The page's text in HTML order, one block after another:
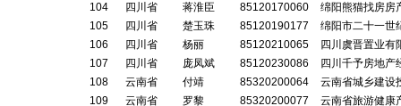
104
四川省 蒋淮臣 85120170060
绵阳熊猫找房房
105
四川省 楚玉珠 85120190177
绵阳市二十一世
106
四川省 杨丽 85120210065
四川虞晋置业有
107
四川省 庞凤斌 85120230086
四川千予房地产
108
云南省 付靖 85320200064
云南省城乡建设
109
云南省 罗黎 85320200077
云南省旅游健康